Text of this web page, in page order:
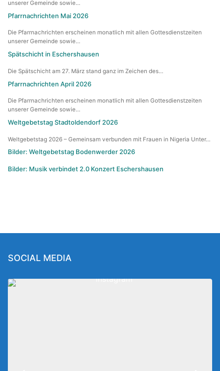
unserer Gemeinde sowie…
Pfarrnachrichten Mai 2026
Die Pfarrnachrichten erscheinen monatlich mit allen Gottesdienstzeiten
unserer Gemeinde sowie…
Spätschicht in Eschershausen
Die Spätschicht am 27. März stand ganz im Zeichen des…
Pfarrnachrichten April 2026
Die Pfarrnachrichten erscheinen monatlich mit allen Gottesdienstzeiten
unserer Gemeinde sowie…
Weltgebetstag Stadtoldendorf 2026
Weltgebetstag 2026 – Gemeinsam verbunden mit Frauen in Nigeria Unter…
Bilder: Weltgebetstag Bodenwerder 2026
Bilder: Musik verbindet 2.0 Konzert Eschershausen
SOCIAL MEDIA